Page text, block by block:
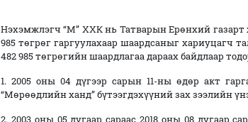
Нэхэмжлэгч “М” ХХКнь Татварын Ерөнхий газарт
985 төгрөг гаргуулахаар шаардсаныг хариуцагч
482 985 төгрөгийн шаардлагаа дараах байдлаар
1. 2005 оны 04 дүгээр сарын 11-ны өдөр акт
“Мөрөөдлийн ханд” бүтээгдэхүүний зах зээлийн
2. 2003 оны 05 дугаар сараас 2018 оны 08 дугаар